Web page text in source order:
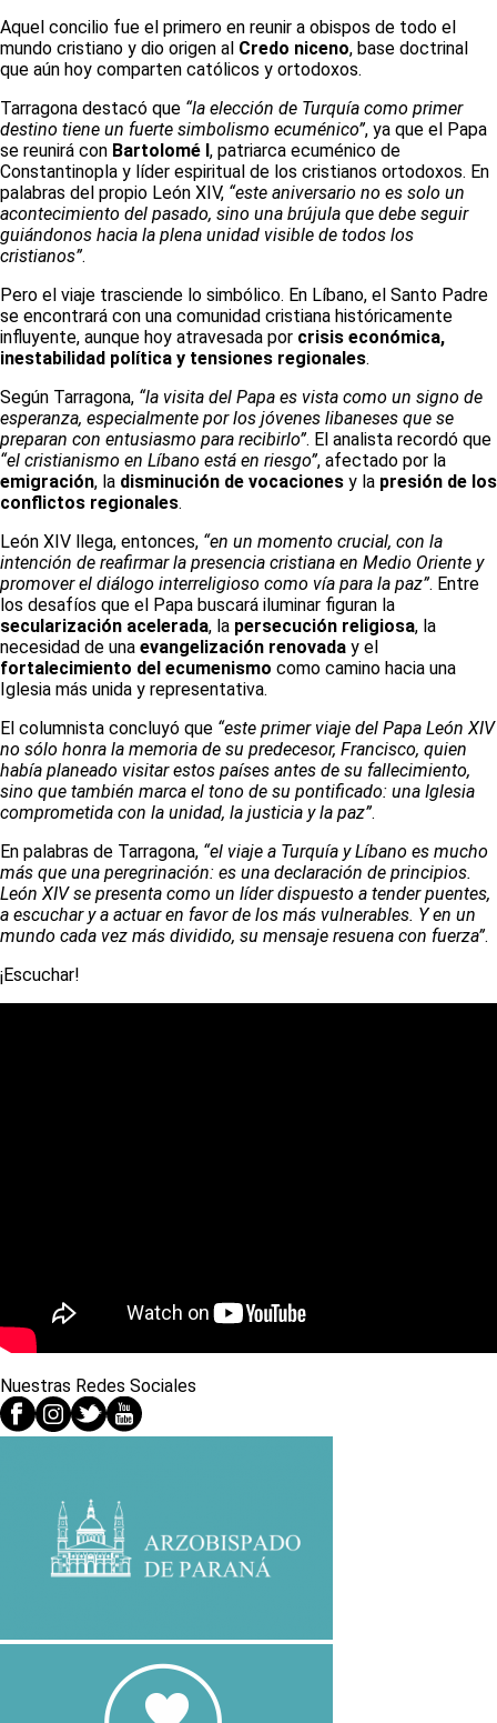
Aquel concilio fue el primero en reunir a obispos de todo el
mundo cristiano y dio origen al Credo niceno, base doctrinal
que aún hoy comparten católicos y ortodoxos.
Tarragona destacó que “la elección de Turquía como primer
destino tiene un fuerte simbolismo ecuménico”, ya que el Papa
se reunirá con Bartolomé I, patriarca ecuménico de
Constantinopla y líder espiritual de los cristianos ortodoxos. En
palabras del propio León XIV, “este aniversario no es solo un
acontecimiento del pasado, sino una brújula que debe seguir
guiándonos hacia la plena unidad visible de todos los
cristianos”.
Pero el viaje trasciende lo simbólico. En Líbano, el Santo Padre
se encontrará con una comunidad cristiana históricamente
influyente, aunque hoy atravesada por crisis económica,
inestabilidad política y tensiones regionales.
Según Tarragona, “la visita del Papa es vista como un signo de
esperanza, especialmente por los jóvenes libaneses que se
preparan con entusiasmo para recibirlo”. El analista recordó que
“el cristianismo en Líbano está en riesgo”, afectado por la
emigración, la disminución de vocaciones y la presión de los
conflictos regionales.
León XIV llega, entonces, “en un momento crucial, con la
intención de reafirmar la presencia cristiana en Medio Oriente y
promover el diálogo interreligioso como vía para la paz”. Entre
los desafíos que el Papa buscará iluminar figuran la
secularización acelerada, la persecución religiosa, la
necesidad de una evangelización renovada y el
fortalecimiento del ecumenismo como camino hacia una
Iglesia más unida y representativa.
El columnista concluyó que “este primer viaje del Papa León XIV
no sólo honra la memoria de su predecesor, Francisco, quien
había planeado visitar estos países antes de su fallecimiento,
sino que también marca el tono de su pontificado: una Iglesia
comprometida con la unidad, la justicia y la paz”.
En palabras de Tarragona, “el viaje a Turquía y Líbano es mucho
más que una peregrinación: es una declaración de principios.
León XIV se presenta como un líder dispuesto a tender puentes,
a escuchar y a actuar en favor de los más vulnerables. Y en un
mundo cada vez más dividido, su mensaje resuena con fuerza”.
¡Escuchar!
Nuestras Redes Sociales